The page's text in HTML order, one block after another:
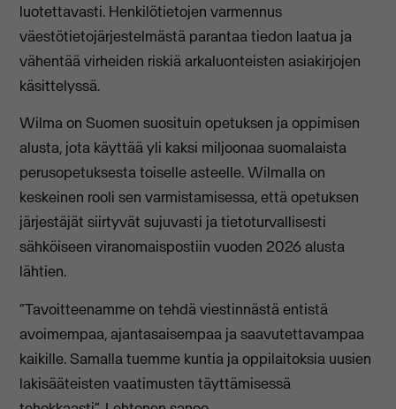
luotettavasti. Henkilötietojen varmennus
väestötietojärjestelmästä parantaa tiedon laatua ja
vähentää virheiden riskiä arkaluonteisten asiakirjojen
käsittelyssä.
Wilma on Suomen suosituin opetuksen ja oppimisen
alusta, jota käyttää yli kaksi miljoonaa suomalaista
perusopetuksesta toiselle asteelle. Wilmalla on
keskeinen rooli sen varmistamisessa, että opetuksen
järjestäjät siirtyvät sujuvasti ja tietoturvallisesti
sähköiseen viranomaispostiin vuoden 2026 alusta
lähtien.
“Tavoitteenamme on tehdä viestinnästä entistä
avoimempaa, ajantasaisempaa ja saavutettavampaa
kaikille. Samalla tuemme kuntia ja oppilaitoksia uusien
lakisääteisten vaatimusten täyttämisessä